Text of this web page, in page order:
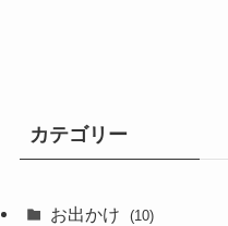
カテゴリー
お出かけ (10)